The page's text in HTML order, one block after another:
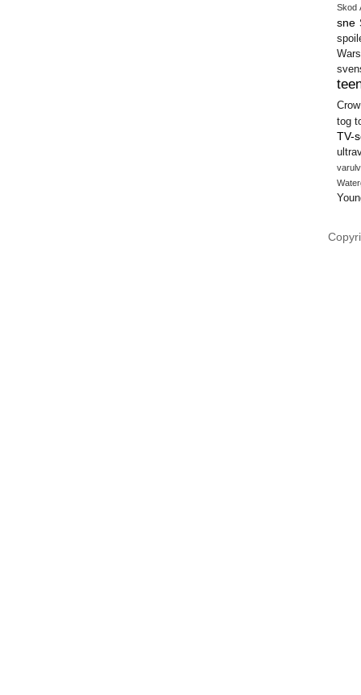
Skod
sne
Wars
Crow
tog
TV-
varulv